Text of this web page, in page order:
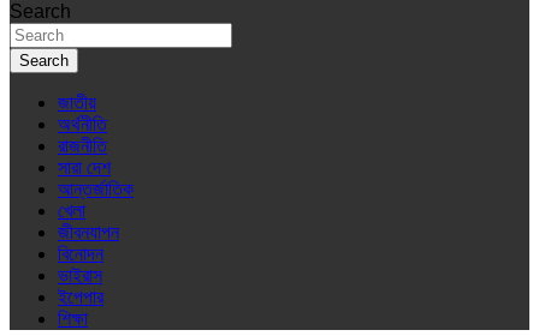
Search
Search
জাতীয়
অর্থনীতি
রাজনীতি
সারা দেশ
আন্তর্জাতিক
খেলা
জীবনযাপন
বিনোদন
ভাইরাস
ইপেপার
শিক্ষা